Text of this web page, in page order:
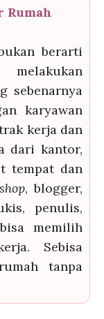
Rumah
berarti
melakukan
sebenarnya
karyawan
kerja dan
dari kantor,
tempat dan
, blogger,
penulis,
memilih
Sebisa
tanpa